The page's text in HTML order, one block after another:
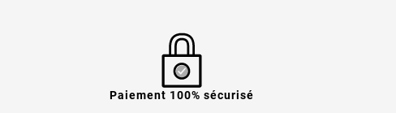
Paiement 100% sécurisé